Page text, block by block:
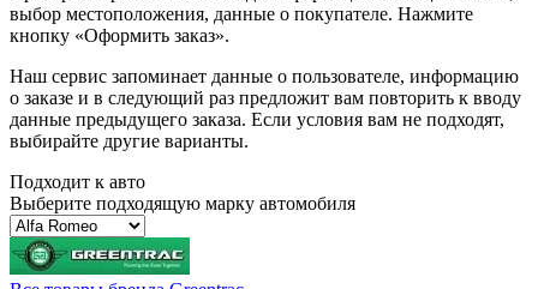
выбор местоположения, данные о покупателе. Нажмите
кнопку «Оформить заказ».
Наш сервис запоминает данные о пользователе, информацию
о заказе и в следующий раз предложит вам повторить к вводу
данные предыдущего заказа. Если условия вам не подходят,
выбирайте другие варианты.
Подходит к авто
Выберите подходящую марку автомобиля